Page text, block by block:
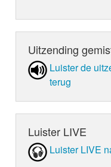
Uitzending
Luister de
terug
Luister LIVE
Luister LIVE